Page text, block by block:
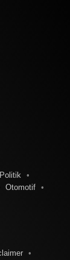
Politik
Otomotif